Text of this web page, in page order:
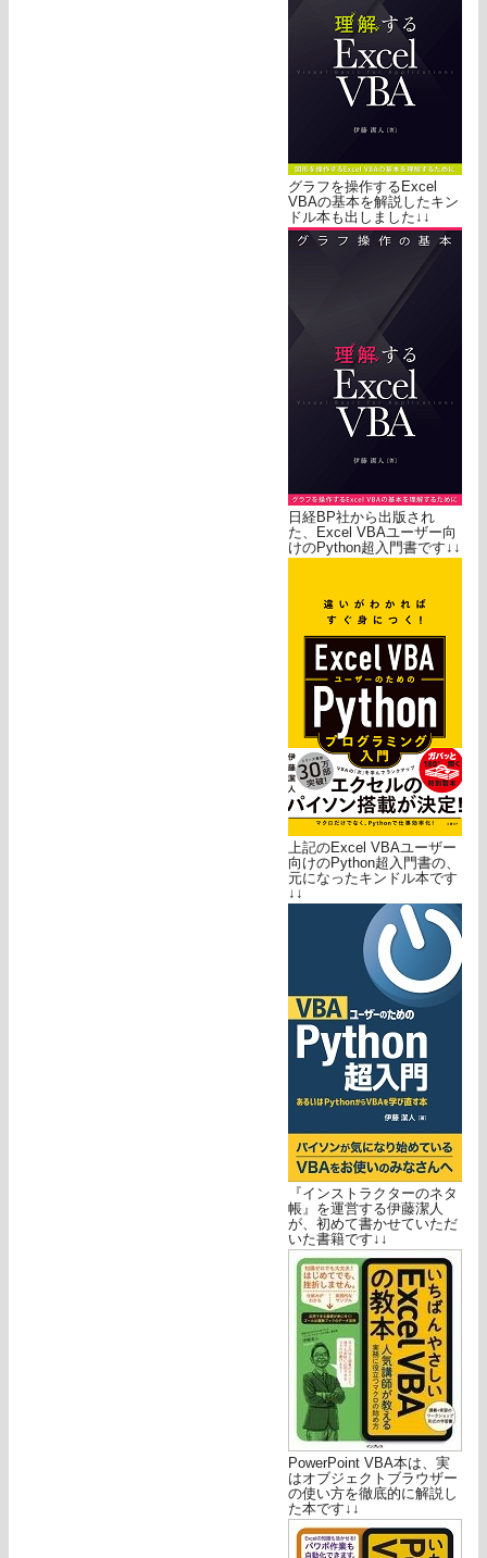
グラフを操作するExcel
VBAの基本を解説したキン
ドル本も出しました↓↓
日経BP社から出版され
た、Excel VBAユーザー向
けのPython超入門書です↓↓
上記のExcel VBAユーザー
向けのPython超入門書の、
元になったキンドル本です
↓↓
『インストラクターのネタ
帳』を運営する伊藤潔人
が、初めて書かせていただ
いた書籍です↓↓
PowerPoint VBA本は、実
はオブジェクトブラウザー
の使い方を徹底的に解説し
た本です↓↓